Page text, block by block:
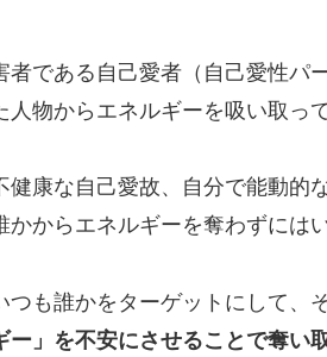
者である自己愛者（自己愛性パ
人物からエネルギーを吸い取っ
健康な自己愛故、自分で能動的
かからエネルギーを奪わずには
つも誰かをターゲットにして、
ー」を不安にさせることで奪い